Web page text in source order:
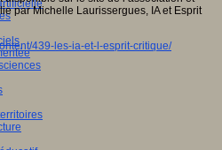
par Michelle Laurissergues, IA et Esprit
439-les-ia-et-l-esprit-critique/